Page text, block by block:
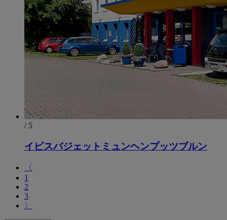
/ 5
イビスバジェットミュンヘンプッツブルン
〈
1
2
3
〉